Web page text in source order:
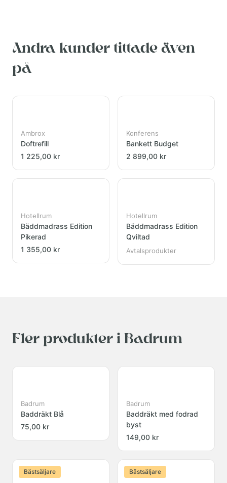
Andra kunder tittade även
på
Ambrox
Doftrefill
1 225,00 kr
Konferens
Bankett Budget
2 899,00 kr
Hotellrum
Bäddmadrass Edition
Pikerad
1 355,00 kr
Hotellrum
Bäddmadrass Edition
Qviltad
Avtalsprodukter
Fler produkter i Badrum
Badrum
Baddräkt Blå
75,00 kr
Badrum
Baddräkt med fodrad
byst
149,00 kr
Bästsäljare Bästsäljare